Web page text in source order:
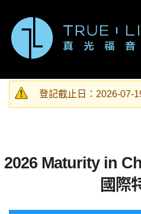
警告訊息
登記截止日：2026-07-
2026 Maturity in
國際